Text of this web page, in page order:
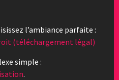
l’ambiance parfaite :
(téléchargement légal)
simple :
.